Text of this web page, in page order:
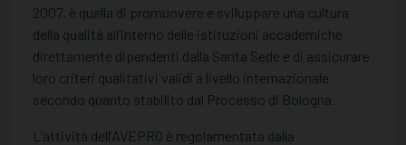
2007, è quella di promuovere e sviluppare una cultura
della qualità all’interno delle istituzioni accademiche
direttamente dipendenti dalla Santa Sede e di assicurare
loro criteri qualitativi validi a livello internazionale
secondo quanto stabilito dal Processo di Bologna.
L’attività dell’AVEPRO è regolamentata dalla